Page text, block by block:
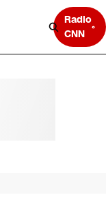
Radio
CNN